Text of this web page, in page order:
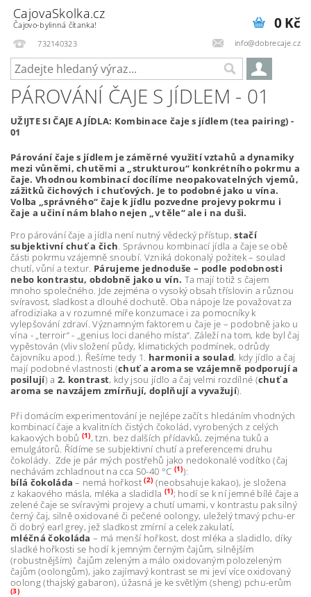
CajovaSkolka.cz
Čajovo-bylinná čítanka!
732140323
info@dobrecaje.cz
0 Kč
PÁROVÁNÍ ČAJE S JÍDLEM - 01
UŽIJTE SI ČAJE A JÍDLA: Kombinace čaje s jídlem (tea pairing) -
01
Párování čaje s jídlem je záměrné využití vztahů a dynamiky
mezi vůněmi, chutěmi a „strukturou“ konkrétního pokrmu a
čaje. Vhodnou kombinací docílíme neopakovatelných vjemů,
zážitků čichových i chuťových. Je to podobné jako u vína.
Volba „správného“ čaje k jídlu pozvedne projevy pokrmu i
čaje a učiní nám blaho nejen „v těle“ ale i na duši.
Pro párování čaje a jídla není nutný vědecký přístup,stačí
subjektivní chuť a čich . Správnou kombinací jídla a čaje se obě
části pokrmu vzájemně snoubí. Vzniká dokonalý požitek – soulad
chutí, vůní a textur. Párujeme jednoduše – podle podobnosti
nebo kontrastu, obdobně jako u vín. Ta mají totiž s čajem
mnoho společného. Jde zejména o vysoký obsah tříslovin a různou
svíravost, sladkost a dlouhé dochutě. Oba nápoje lze považovat za
afrodiziaka a v rozumné míře konzumace i za pomocníky k
vylepšování zdraví. Významným faktorem u čaje je – podobně jako u
vína - „terroir“ - „genius loci daného místa“. Záleží na tom, kde byl čaj
vypěstován (vliv složení půdy, klimatických podmínek, odrůdy
čajovníku apod.). Řešíme tedy 1. harmonii a soulad, kdy jídlo a čaj
mají podobné vlastnosti (chuť a aroma se vzájemně podporují a
posilují) a 2. kontrast, kdy jsou jídlo a čaj velmi rozdílné (chuť a
aroma se navzájem zmírňují, doplňují a vyvažují).
Při domácím experimentování je nejlépe začít s hledáním vhodných
kombinací čaje a kvalitních čistých čokolád, vyrobených z celých
kakaových bobů (1), tzn. bez dalších přídavků, zejména tuků a
emulgátorů. Řídíme se subjektivní chutí a preferencemi druhu
čokolády. Zde je pár mých postřehů jako nedokonalé vodítko (čaj
nechávám zchladnout na cca 50-40 °C (1)):
bílá čokoláda – nemá hořkost(2) (neobsahuje kakao), je složena
z kakaového másla, mléka a sladidla (1); hodí se k ní jemné bílé čaje a
zelené čaje se svíravými projevy a chutí umami, v kontrastu pak silný
černý čaj, silně oxidované či pečené oolongy, uleželý tmavý pchu-er
či dobrý earl grey, jež sladkost zmírní a celek zakulatí,
mléčná čokoláda – má menší hořkost, dost mléka a sladidlo, díky
sladké hořkosti se hodí k jemným černým čajům, silnějším
(robustnějším) čajům zeleným a málo oxidovaným polozeleným
čajům (oolongům), jako zajímavý kontrast se mi jeví více oxidovaný
oolong (thajský gabaron), úžasná je ke světlým (sheng) pchu-erům
(3)